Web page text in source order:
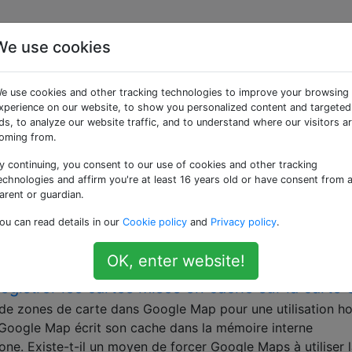
«offline-map»
dit-il que les cartes hors connexion ne sont
le monde au cours des deux derniers mois, et une
de données d'itinérance sur mon téléphone personnel,
hors connexion en cache dans Google Maps . Cela a
les cartes mises en cache sur la carte
zones de carte dans Google Map pour une utilisation
Map écrit son cache dans la mémoire interne
Existe-t-il un moyen de forcer Google Maps à utiliser
use cookies
use cookies and other tracking technologies to improve your browsing
on our website, to show you personalized content and targeted
to analyze our website traffic, and to understand where our visitors
from.
continuing, you consent to our use of cookies and other tracking
and affirm you're at least 16 years old or have consent from a
or guardian.
can read details in our Cookie policy and Privacy policy.
OK, enter website!